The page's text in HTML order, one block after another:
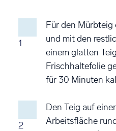
1
Für den
und mit den
einem glatten
Frischhaltefolie
für 30 Minuten
2
Den Teig auf
Arbeitsfläche